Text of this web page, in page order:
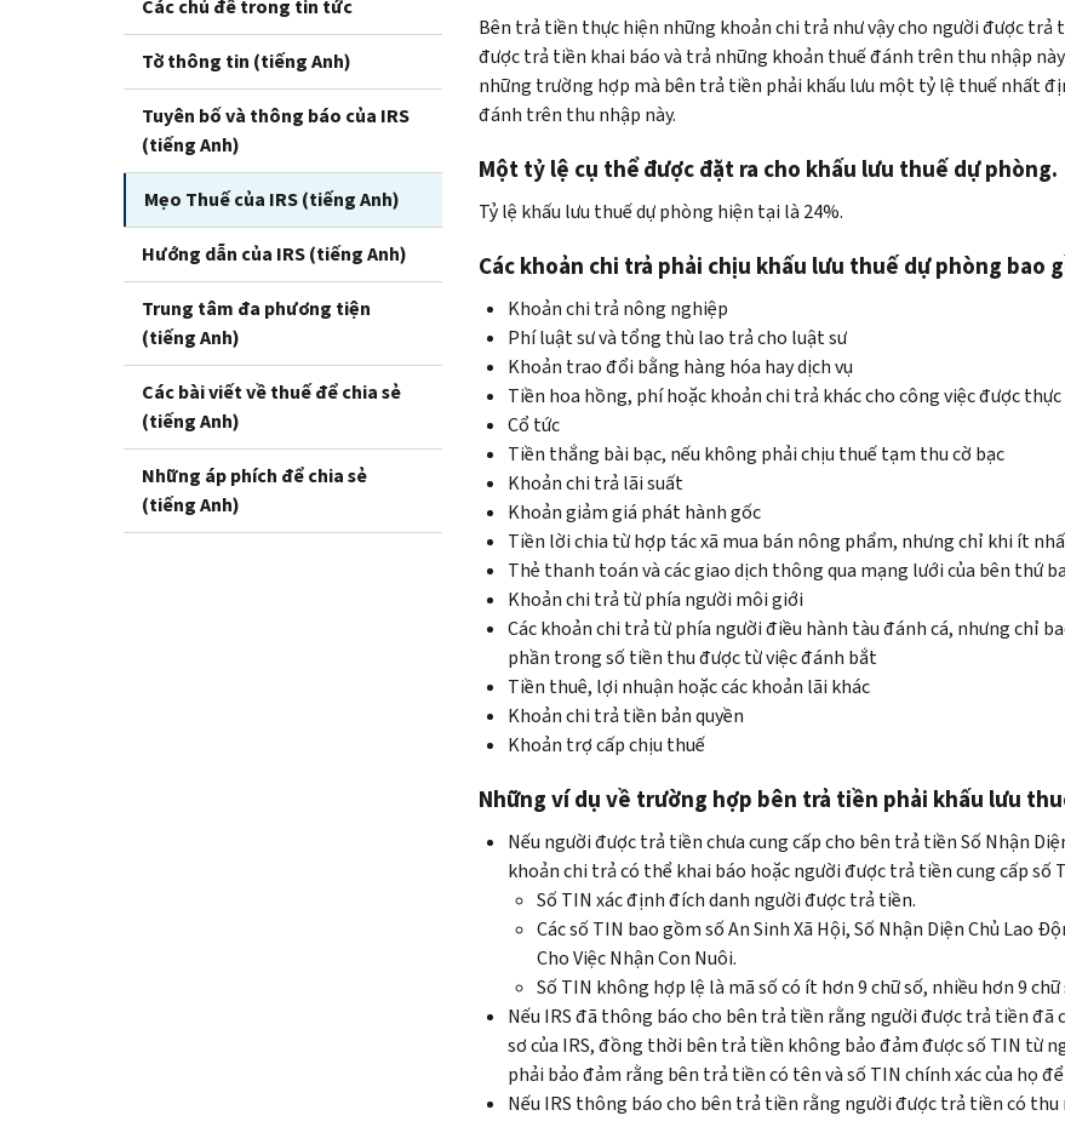
Các chủ đề trong tin tức
Tờ thông tin (tiếng Anh)
Tuyên bố và thông báo của IRS
(tiếng Anh)
Mẹo Thuế của IRS (tiếng Anh)
Hướng dẫn của IRS (tiếng Anh)
Trung tâm đa phương tiện
(tiếng Anh)
Các bài viết về thuế để chia sẻ
(tiếng Anh)
Những áp phích để chia sẻ
(tiếng Anh)
Bên trả tiền thực hiện những khoản chi trả như vậy cho người được
được trả tiền khai báo và trả những khoản thuế đánh trên thu nhập
những trường hợp mà bên trả tiền phải khấu lưu một tỷ lệ thuế nhất
đánh trên thu nhập này.
Một tỷ lệ cụ thể được đặt ra cho khấu lưu thuế dự phòng.
Tỷ lệ khấu lưu thuế dự phòng hiện tại là 24%.
Các khoản chi trả phải chịu khấu lưu thuế dự phòng bao
Khoản chi trả nông nghiệp
Phí luật sư và tổng thù lao trả cho luật sư
Khoản trao đổi bằng hàng hóa hay dịch vụ
Tiền hoa hồng, phí hoặc khoản chi trả khác cho công việc được
Cổ tức
Tiền thắng bài bạc, nếu không phải chịu thuế tạm thu cờ bạc
Khoản chi trả lãi suất
Khoản giảm giá phát hành gốc
Tiền lời chia từ hợp tác xã mua bán nông phẩm, nhưng chỉ khi ít
Thẻ thanh toán và các giao dịch thông qua mạng lưới của bên thứ ba
Khoản chi trả từ phía người môi giới
Các khoản chi trả từ phía người điều hành tàu đánh cá, nhưng chỉ
phần trong số tiền thu được từ việc đánh bắt
Tiền thuê, lợi nhuận hoặc các khoản lãi khác
Khoản chi trả tiền bản quyền
Khoản trợ cấp chịu thuế
Những ví dụ về trường hợp bên trả tiền phải khấu lưu
Nếu người được trả tiền chưa cung cấp cho bên trả tiền Số Nhận
khoản chi trả có thể khai báo hoặc người được trả tiền cung cấp số
Số TIN xác định đích danh người được trả tiền.
Các số TIN bao gồm số An Sinh Xã Hội, Số Nhận Diện Chủ Lao
Cho Việc Nhận Con Nuôi.
Số TIN không hợp lệ là mã số có ít hơn 9 chữ số, nhiều hơn 9
Nếu IRS đã thông báo cho bên trả tiền rằng người được trả tiền
sơ của IRS, đồng thời bên trả tiền không bảo đảm được số TIN từ
phải bảo đảm rằng bên trả tiền có tên và số TIN chính xác của họ
Nếu IRS thông báo cho bên trả tiền rằng người được trả tiền có